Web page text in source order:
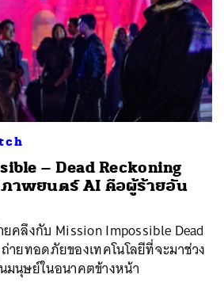
– Dead Reckoning
ภาพยนตร์ AI คือผู้ร้ายอัน
คลึงกับ Mission Impossible Dead
ายทอดภัยของเทคโนโลยีที่จะมาช่วง
มนุษย์ในอนาคตข้างหน้า
TWEET LINE EMAIL